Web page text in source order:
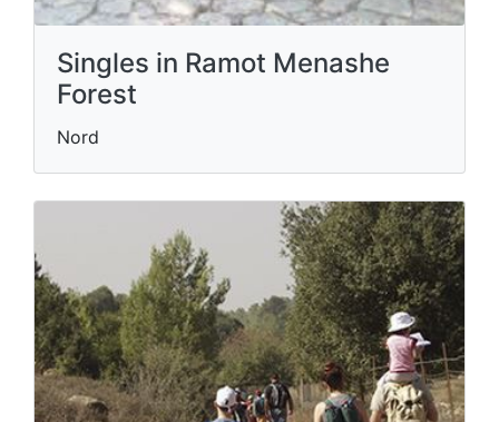
Singles in Ramot Menashe
Forest
Nord